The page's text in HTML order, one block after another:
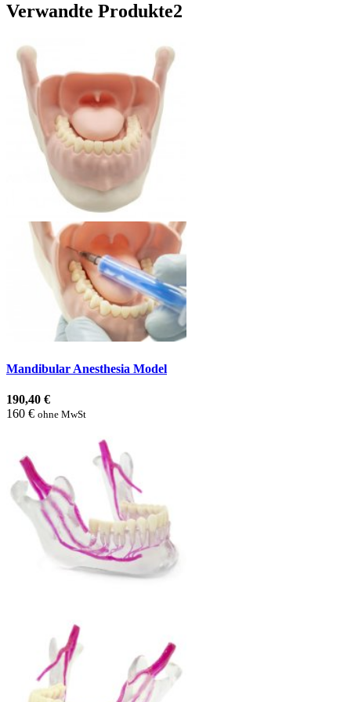
Verwandte Produkte2
Mandibular Anesthesia Model
190,40 €
160 € ohne MwSt